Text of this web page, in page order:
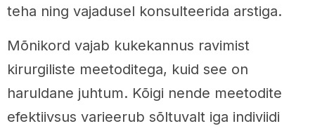
teha ning vajadusel konsulteerida arstiga.
Mõnikord vajab kukekannus ravimist
kirurgiliste meetoditega, kuid see on
haruldane juhtum. Kõigi nende meetodite
efektiivsus varieerub sõltuvalt iga indiviidi